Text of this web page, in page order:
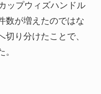
ップウィズハンドル
数が増えたのではな
切り分けたことで、